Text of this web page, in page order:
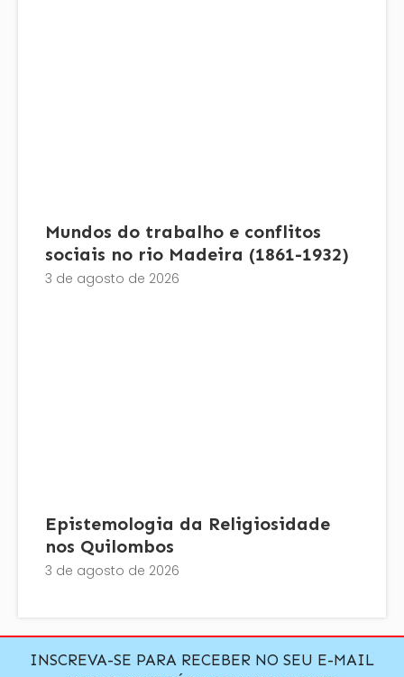
Mundos do trabalho e conflitos
sociais no rio Madeira (1861-1932)
3 de agosto de 2026
Epistemologia da Religiosidade
nos Quilombos
3 de agosto de 2026
INSCREVA-SE PARA RECEBER NO SEU E-MAIL